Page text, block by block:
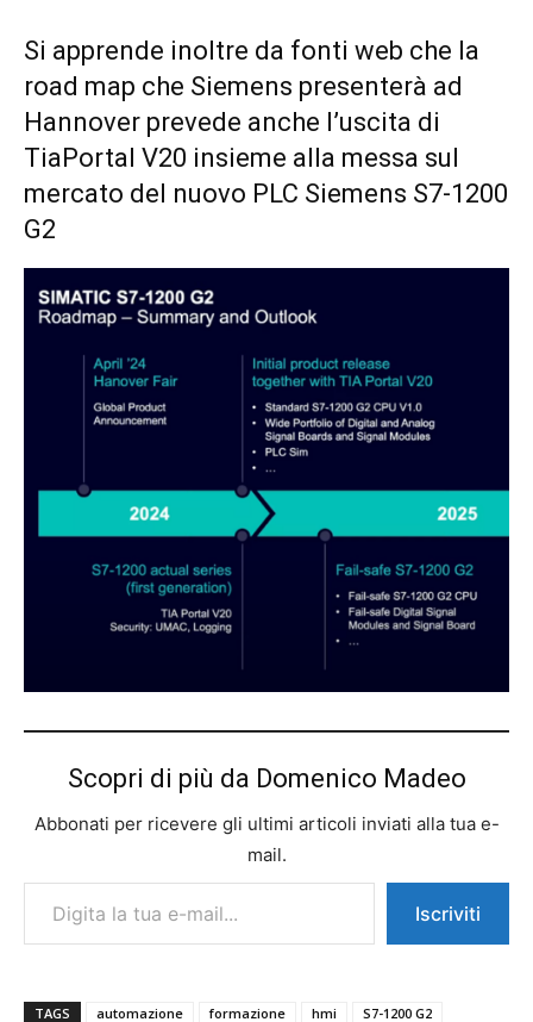
Si apprende inoltre da fonti web che la
road map che Siemens presenterà ad
Hannover prevede anche l’uscita di
TiaPortal V20 insieme alla messa sul
mercato del nuovo PLC Siemens S7-1200
G2
Scopri di più da Domenico Madeo
Abbonati per ricevere gli ultimi articoli inviati alla tua e-
mail.
Digita la tua e-mail...
Iscriviti
TAGS automazione formazione hmi S7-1200 G2